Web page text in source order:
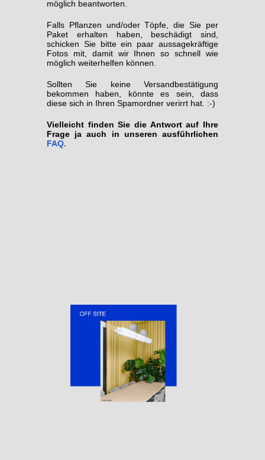
möglich beantworten.
Falls Pflanzen und/oder Töpfe, die Sie per
Paket erhalten haben, beschädigt sind,
schicken Sie bitte ein paar aussagekräftige
Fotos mit, damit wir Ihnen so schnell wie
möglich weiterhelfen können.
Sollten Sie keine Versandbestätigung
bekommen haben, könnte es sein, dass
diese sich in Ihren Spamordner verirrt hat. :-)
Vielleicht finden Sie die Antwort auf Ihre
Frage ja auch in unseren ausführlichen
FAQ.